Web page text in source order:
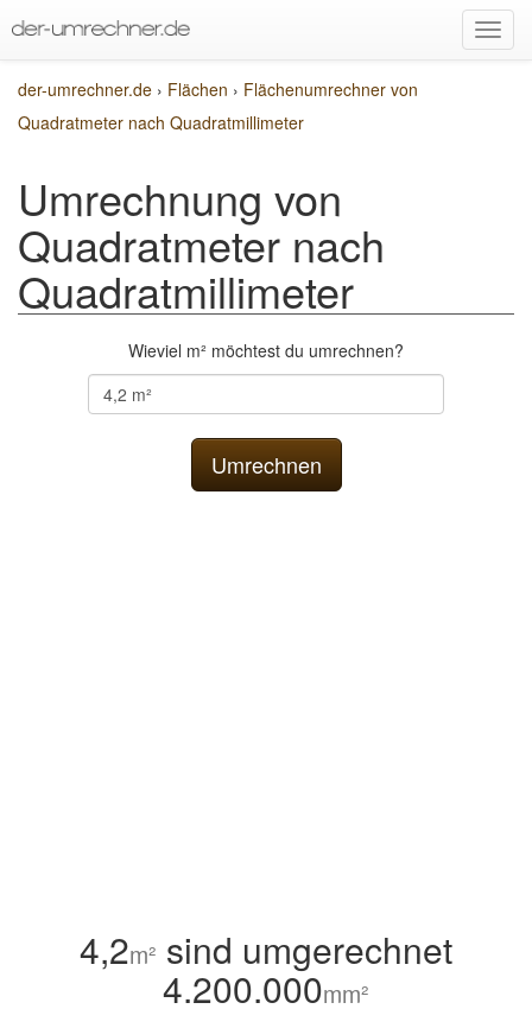
der-umrechner.de › Flächen › Flächenumrechner von
Quadratmeter nach Quadratmillimeter
Umrechnung von
Quadratmeter nach
Quadratmillimeter
Wieviel m² möchtest du umrechnen?
4,2m² sind umgerechnet
4.200.000mm²